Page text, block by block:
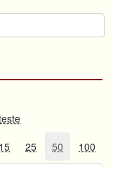
15 25 50 100